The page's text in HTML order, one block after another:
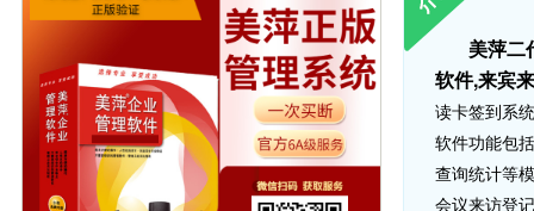
美萍二
软件,来宾
读卡签到系
软件功能包
查询统计等
会议来访登